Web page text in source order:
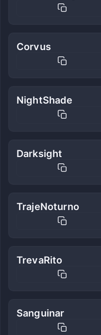
Corvus
NightShade
Darksight
TrajeNoturno
TrevaRito
Sanguinar